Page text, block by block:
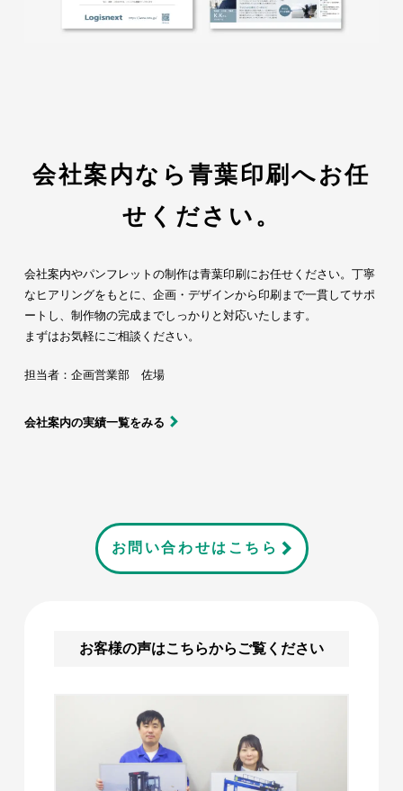
会社案内なら青葉印刷へお任
せください。
会社案内やパンフレットの制作は青葉印刷にお任せください。丁寧
なヒアリングをもとに、企画・デザインから印刷まで一貫してサポ
ートし、制作物の完成までしっかりと対応いたします。
まずはお気軽にご相談ください。
担当者：企画営業部 佐場
会社案内の実績一覧をみる
お問い合わせはこちら
お客様の声はこちらからご覧ください